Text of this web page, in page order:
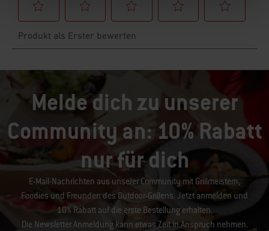
Melde dich zu unserer
Community an: 10% Rabatt
nur für dich
E-Mail-Nachrichten aus unserer Community mit Grillmeistern,
Foodies und Freunden des Outdoor-Grillens. Jetzt anmelden und
10% Rabatt auf die erste Bestellung erhalten.
Die Newsletter Anmeldung kann etwas Zeit in Anspruch nehmen.